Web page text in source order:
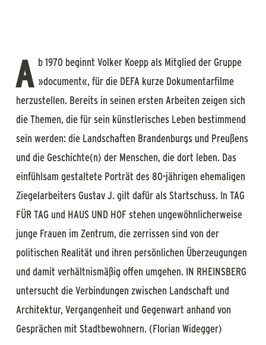
A b 1970 beginnt Volker Koepp als Mitglied der Gruppe
»document«, für die DEFA kurze Dokumentarfilme
herzustellen. Bereits in seinen ersten Arbeiten zeigen sich
die Themen, die für sein künstlerisches Leben bestimmend
sein werden: die Landschaften Brandenburgs und Preußens
und die Geschichte(n) der Menschen, die dort leben. Das
einfühlsam gestaltete Porträt des 80-jährigen ehemaligen
Ziegelarbeiters Gustav J. gilt dafür als Startschuss. In TAG
FÜR TAG und HAUS UND HOF stehen ungewöhnlicherweise
junge Frauen im Zentrum, die zerrissen sind von der
politischen Realität und ihren persönlichen Überzeugungen
und damit verhältnismäßig offen umgehen. IN RHEINSBERG
untersucht die Verbindungen zwischen Landschaft und
Architektur, Vergangenheit und Gegenwart anhand von
Gesprächen mit Stadtbewohnern. (Florian Widegger)